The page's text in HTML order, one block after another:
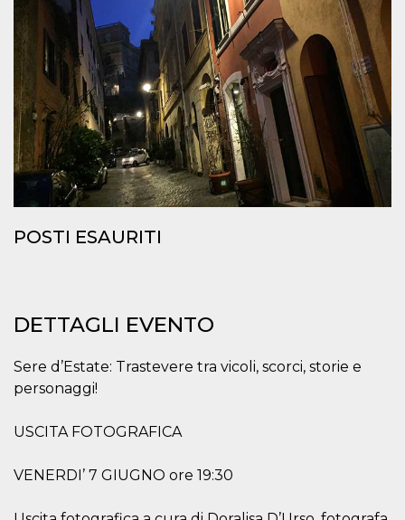
POSTI ESAURITI
DETTAGLI EVENTO
Sere d’Estate: Trastevere tra vicoli, scorci, storie e
personaggi!
USCITA FOTOGRAFICA
VENERDI’ 7 GIUGNO ore 19:30
PHPSESSID
PHP.net
oooh.events
Sessione
Cookie
generato da
applicazioni
basate sul
linguaggio PHP.
Si tratta di un
identificatore
generico
utilizzato per
mantenere le
variabili di
sessione utente.
Normalmente è
un numero
generato in
modo casuale, il
modo in cui
m.stripe.com
mese
viene
generalmente
rendere le